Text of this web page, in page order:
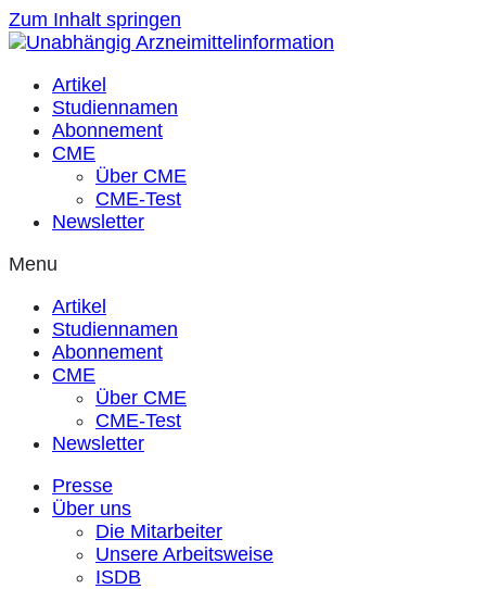
Zum Inhalt springen
Artikel
Studiennamen
Abonnement
CME
Über CME
CME-Test
Newsletter
Menu
Artikel
Studiennamen
Abonnement
CME
Über CME
CME-Test
Newsletter
Presse
Über uns
Die Mitarbeiter
Unsere Arbeitsweise
ISDB